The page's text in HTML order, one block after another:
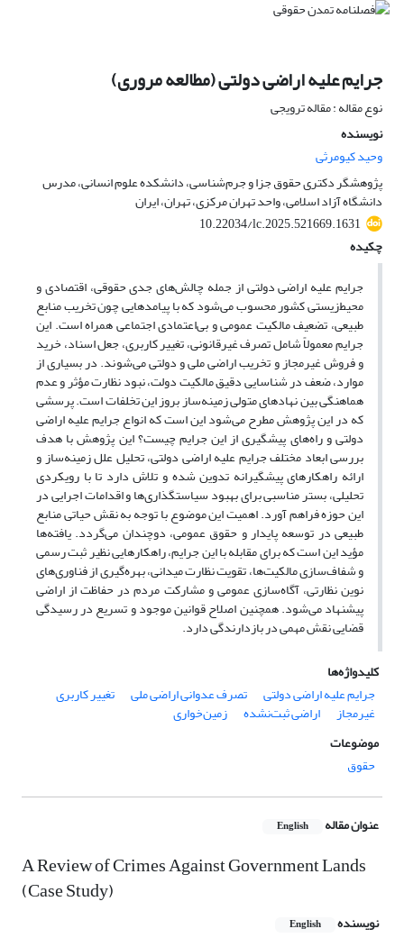
جرایم علیه اراضی دولتی (مطالعه مروری)
نوع مقاله : مقاله ترویجی
نویسنده
وحید کیومرثی
پژوهشگر دکتری حقوق جزا و جرم‌شناسی، دانشکده علوم انسانی، مدرس
دانشگاه آزاد اسلامی، واحد تهران مرکزی، تهران، ایران
10.22034/lc.2025.521669.1631
چکیده
جرایم علیه اراضی دولتی از جمله چالش‌های جدی حقوقی، اقتصادی و
محیط‌زیستی کشور محسوب می‌شود که با پیامدهایی چون تخریب منابع
طبیعی، تضعیف مالکیت عمومی و بی‌اعتمادی اجتماعی همراه است. این
جرایم معمولاً شامل تصرف غیرقانونی، تغییر کاربری، جعل اسناد، خرید
و فروش غیرمجاز و تخریب اراضی ملی و دولتی می‌شوند. در بسیاری از
موارد، ضعف در شناسایی دقیق مالکیت دولت، نبود نظارت مؤثر و عدم
هماهنگی بین نهادهای متولی زمینه‌ساز بروز این تخلفات است. پرسشی
که در این پژوهش مطرح می‌شود این است که انواع جرایم علیه اراضی
دولتی و راه‌های پیشگیری از این جرایم چیست؟ این پژوهش با هدف
بررسی ابعاد مختلف جرایم علیه اراضی دولتی، تحلیل علل زمینه‌ساز و
ارائه‌ راهکارهای پیشگیرانه تدوین شده و تلاش دارد تا با رویکردی
تحلیلی، بستر مناسبی برای بهبود سیاستگذاری‌ها و اقدامات اجرایی در
این حوزه فراهم آورد. اهمیت این موضوع با توجه به نقش حیاتی منابع
طبیعی در توسعه پایدار و حقوق عمومی، دوچندان می‌گردد. یافته‌ها
مؤید این است که برای مقابله با این جرایم، راهکارهایی نظیر ثبت رسمی
و شفاف‌سازی مالکیت‌ها، تقویت نظارت میدانی، بهره‌گیری از فناوری‌های
نوین نظارتی، آگاه‌سازی عمومی و مشارکت مردم در حفاظت از اراضی
پیشنهاد می‌شود. همچنین اصلاح قوانین موجود و تسریع در رسیدگی
قضایی نقش مهمی در بازدارندگی دارد.
کلیدواژه‌ها
جرایم علیه اراضی دولتی
تصرف عدوانی اراضی ملی تغییر کاربری
غیرمجاز اراضی ثبت‌نشده
زمین‌خواری
موضوعات
حقوق
عنوان مقاله English
A Review of Crimes Against Government Lands
(Case Study)
نویسنده English